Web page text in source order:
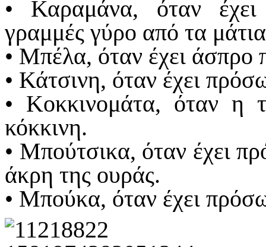
• Καραμάνα, όταν
γραμμές γύρο από τα
• Μπέλα, όταν έχει άσπρο
• Κάτσινη, όταν έχει
• Κοκκινομάτα, όταν η
κόκκινη.
• Μπούτσικα, όταν έχει
άκρη της ουράς.
• Μπούκα, όταν έχει